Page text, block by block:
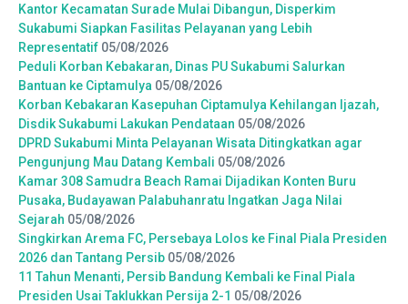
Kantor Kecamatan Surade Mulai Dibangun, Disperkim
Sukabumi Siapkan Fasilitas Pelayanan yang Lebih
Representatif 05/08/2026
Peduli Korban Kebakaran, Dinas PU Sukabumi Salurkan
Bantuan ke Ciptamulya 05/08/2026
Korban Kebakaran Kasepuhan Ciptamulya Kehilangan Ijazah,
Disdik Sukabumi Lakukan Pendataan 05/08/2026
DPRD Sukabumi Minta Pelayanan Wisata Ditingkatkan agar
Pengunjung Mau Datang Kembali 05/08/2026
Kamar 308 Samudra Beach Ramai Dijadikan Konten Buru
Pusaka, Budayawan Palabuhanratu Ingatkan Jaga Nilai
Sejarah 05/08/2026
Singkirkan Arema FC, Persebaya Lolos ke Final Piala Presiden
2026 dan Tantang Persib 05/08/2026
11 Tahun Menanti, Persib Bandung Kembali ke Final Piala
Presiden Usai Taklukkan Persija 2-1 05/08/2026